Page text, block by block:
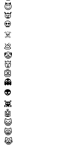
😈
👿
💀
☠️
💩
🤡
👹
👺
👻
👽
👾
🤖
😺
😸
😹